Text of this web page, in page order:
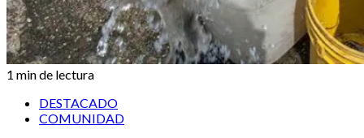
1 min de lectura
DESTACADO
COMUNIDAD